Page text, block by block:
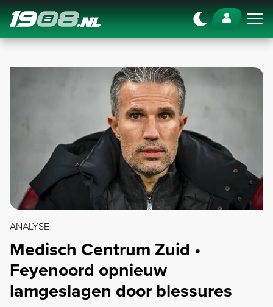
Navigation
ANALYSE
Medisch Centrum Zuid •
Feyenoord opnieuw
lamgeslagen door blessures